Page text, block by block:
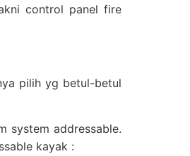
control panel fire
pilih yg betul-betul
system addressable.
kayak :